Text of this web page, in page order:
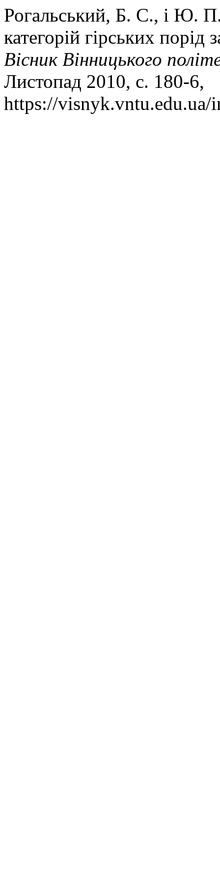
Рогальський, Б. С., і Ю.
категорій гірських порід
Вісник Вінницького
Листопад 2010, с. 180-6,
https://